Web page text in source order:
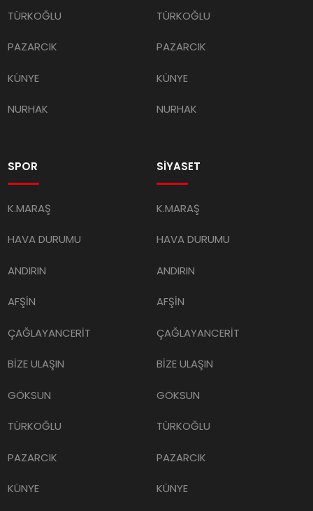
TÜRKOĞLU
PAZARCIK
KÜNYE
NURHAK
TÜRKOĞLU
PAZARCIK
KÜNYE
NURHAK
SPOR
K.MARAŞ
HAVA DURUMU
ANDIRIN
AFŞİN
ÇAĞLAYANCERİT
BİZE ULAŞIN
GÖKSUN
TÜRKOĞLU
PAZARCIK
KÜNYE
SİYASET
K.MARAŞ
HAVA DURUMU
ANDIRIN
AFŞİN
ÇAĞLAYANCERİT
BİZE ULAŞIN
GÖKSUN
TÜRKOĞLU
PAZARCIK
KÜNYE